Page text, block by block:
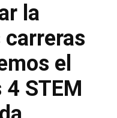
la
carreras
el
STEM